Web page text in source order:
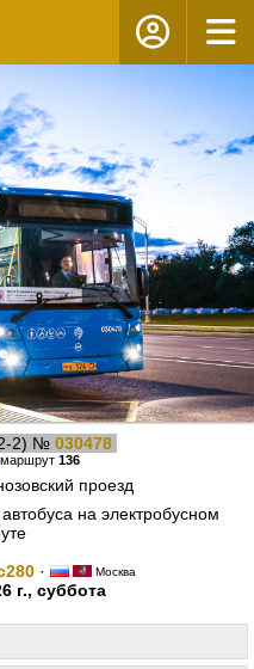
2) № 030478
136
проезд
на электробусном
· Москва
г., суббота